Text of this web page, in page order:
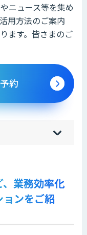
ニュース等を集め
用方法のご案内
ます。皆さまのご
約
hi
]
sh
]
業務効率化
ンをご紹